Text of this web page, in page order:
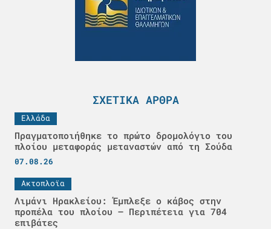
ΣΧΕΤΙΚΆ ΆΡΘΡΑ
Ελλάδα
Πραγματοποιήθηκε το πρώτο δρομολόγιο του
πλοίου μεταφοράς μεταναστών από τη Σούδα
07.08.26
Ακτοπλοϊα
Λιμάνι Ηρακλείου: Έμπλεξε ο κάβος στην
προπέλα του πλοίου – Περιπέτεια για 704
επιβάτες